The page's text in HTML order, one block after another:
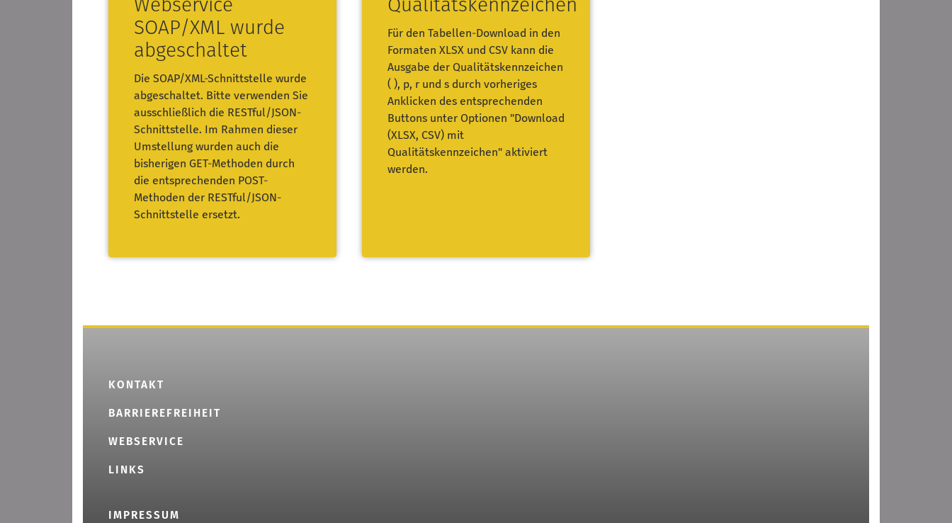
SOAP/XML wurde
abgeschaltet
Die SOAP/XML-Schnittstelle wurde
abgeschaltet. Bitte verwenden Sie
ausschließlich die RESTful/JSON-
Schnittstelle. Im Rahmen dieser
Umstellung wurden auch die
bisherigen GET-Methoden durch
die entsprechenden POST-
Methoden der RESTful/JSON-
Schnittstelle ersetzt.
Für den Tabellen-Download in den
Formaten XLSX und CSV kann die
Ausgabe der Qualitätskennzeichen
( ), p, r und s durch vorheriges
Anklicken des entsprechenden
Buttons unter Optionen "Download
(XLSX, CSV) mit
Qualitätskennzeichen" aktiviert
werden.
KONTAKT
BARRIEREFREIHEIT
WEBSERVICE
LINKS
IMPRESSUM